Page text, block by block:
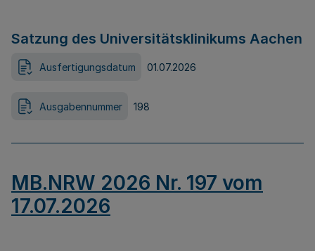
Satzung des Universitätsklinikums Aachen
Ausfertigungsdatum 01.07.2026
Ausgabennummer 198
MB.NRW 2026 Nr. 197 vom
17.07.2026